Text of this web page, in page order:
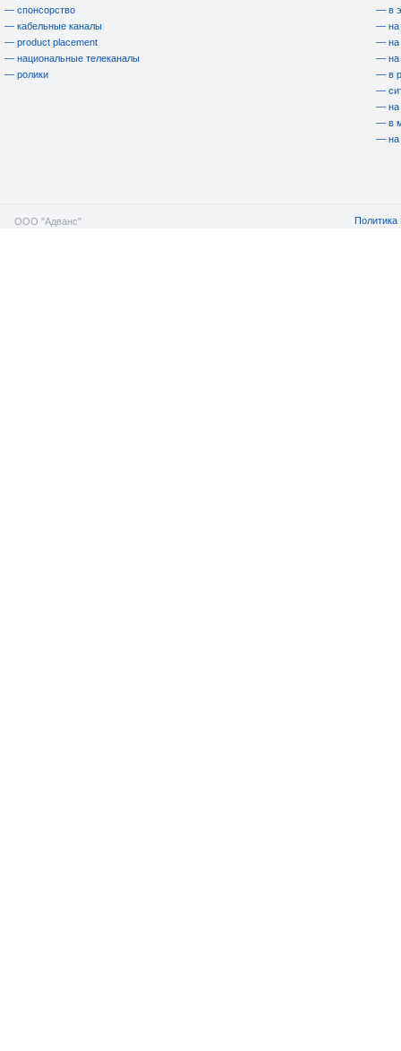
— спонсорство
— кабельные каналы
— product placement
— национальные телеканалы
— ролики
— в
— на
— на
— на
— в
—
— на
— в
— на
ООО "Адванс" Политика